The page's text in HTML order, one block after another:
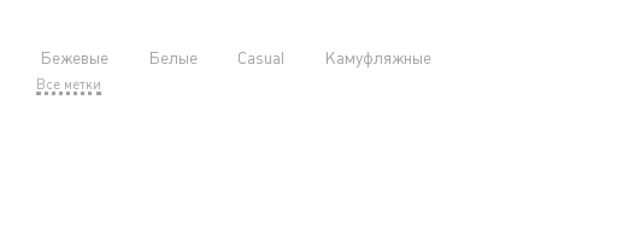
Бежевые Белые Casual
Камуфляжные
Все метки